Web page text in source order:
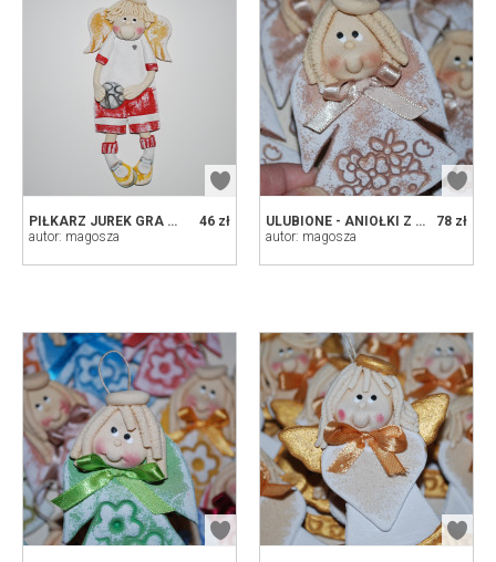
46 zł
PIŁKARZ JUREK GRA W OBRONIE - ANIOŁEK Z MASY SOLNEJ, PREZENT, DEKORACJA
autor: magosza
78 zł
ULUBIONE - ANIOŁKI Z MASY SOLNEJ, PREZENCIKI DLA GOŚCI, DEKORACJA
autor: magosza